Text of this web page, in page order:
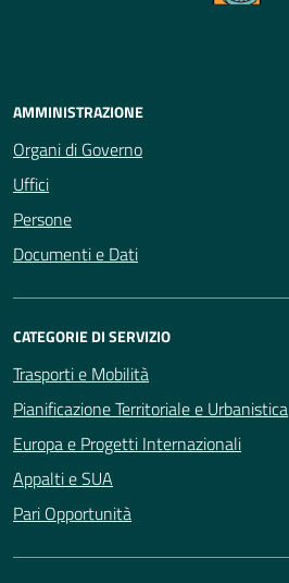
AMMINISTRAZIONE
Organi di Governo
Uffici
Persone
Documenti e Dati
CATEGORIE DI SERVIZIO
Trasporti e Mobilità
Pianificazione Territoriale e Urbanistica
Europa e Progetti Internazionali
Appalti e SUA
Pari Opportunità